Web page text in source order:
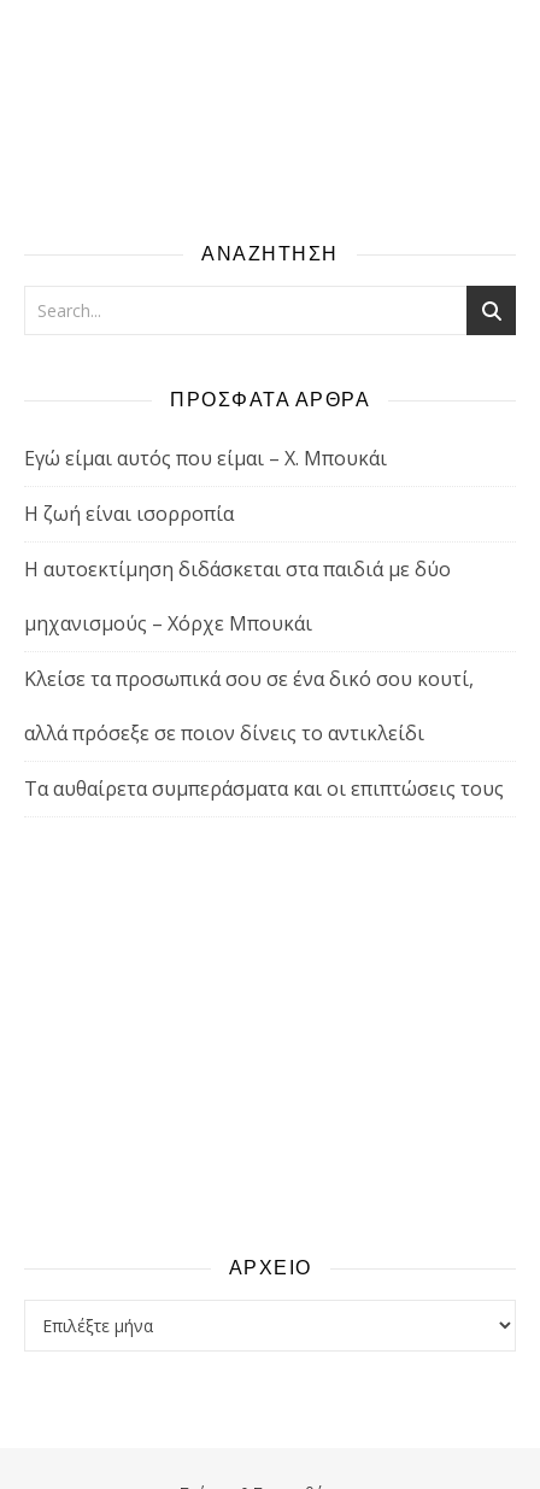
ΑΝΑΖΗΤΗΣΗ
ΠΡΟΣΦΑΤΑ ΑΡΘΡΑ
Εγώ είμαι αυτός που είμαι – Χ. Μπουκάι
Η ζωή είναι ισορροπία
Η αυτοεκτίμηση διδάσκεται στα παιδιά με δύο
μηχανισμούς – Χόρχε Μπουκάι
Κλείσε τα προσωπικά σου σε ένα δικό σου κουτί,
αλλά πρόσεξε σε ποιον δίνεις το αντικλείδι
Τα αυθαίρετα συμπεράσματα και οι επιπτώσεις τους
ΑΡΧΕΙΟ